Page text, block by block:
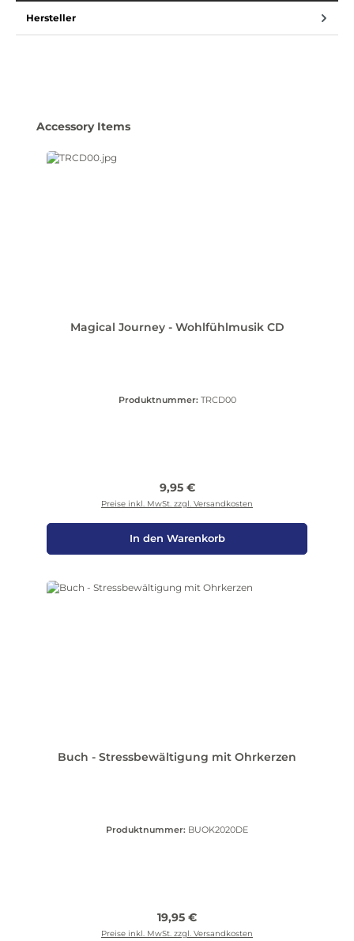
Hersteller
Produktgalerie überspringen
Accessory Items
Magical Journey - Wohlfühlmusik CD
Produktnummer: TRCD00
Regulärer Preis:
9,95 €
Preise inkl. MwSt. zzgl. Versandkosten
In den Warenkorb
Buch - Stressbewältigung mit Ohrkerzen
Produktnummer: BUOK2020DE
Regulärer Preis:
19,95 €
Preise inkl. MwSt. zzgl. Versandkosten